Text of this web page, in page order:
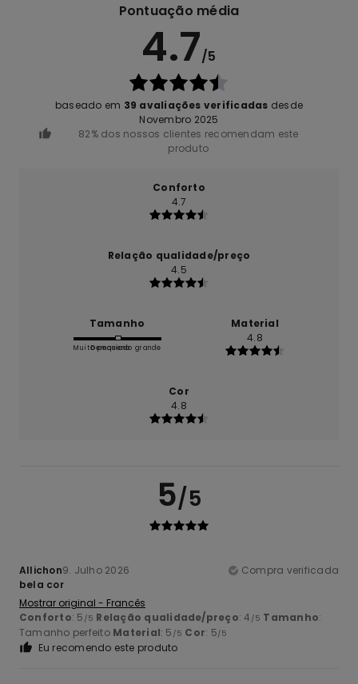
Pontuação média
4.7/5
baseado em 39 avaliações verificadas desde
Novembro 2025
82% dos nossos clientes recomendam este
produto
Conforto
4.7
Relação qualidade/preço
4.5
Tamanho
Muito pequeno
Demasiado grande
Material
4.8
Cor
4.8
5/5
Allichon9. Julho 2026
Compra verificada
bela cor
Mostrar original - Francês
Conforto: 5 /5 Relação qualidade/preço: 4 /5 Tamanho:
Tamanho perfeito Material: 5 /5 Cor: 5/5
Eu recomendo este produto